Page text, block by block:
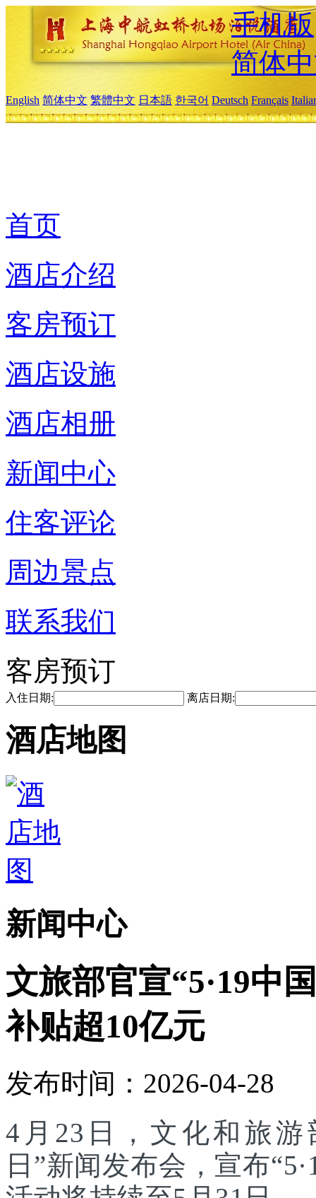
手机版
简体
English 简体中文 繁體中文 日本語 한국어 Deutsch Français
首页
酒店介绍
客房预订
酒店设施
酒店相册
新闻中心
住客评论
周边景点
联系我们
客房预订
入住日期: 离店日期:
酒店地图
新闻中心
文旅部官宣“5·19中
补贴超10亿元
发布时间：2026-04-28
4月23日，文化和旅游
日”新闻发布会，宣布